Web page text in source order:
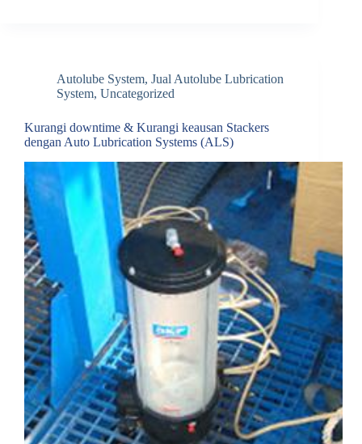
Autolube System, Jual Autolube Lubrication
System, Uncategorized
Kurangi downtime & Kurangi keausan Stackers
dengan Auto Lubrication Systems (ALS)